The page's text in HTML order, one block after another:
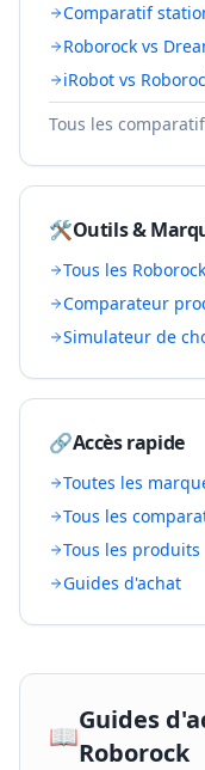
Comparatif
Roborock vs
iRobot vs
Tous les
🛠️Outils &
Tous les Roborock
Comparateur
Simulateur de
🔗Accès rapide
Toutes les
Tous les
Tous les produits
Guides d'achat
📖
Guides
Roborock